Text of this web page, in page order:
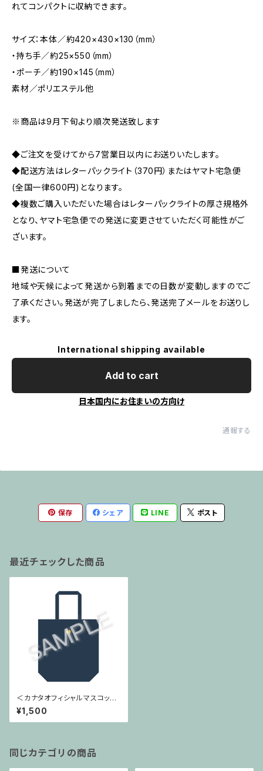
れてコンパクトに収納できます。
サイズ：本体／約420×430×130（mm）
・持ち手／約25×550（mm）
・ポーチ／約190×145（mm）
素材／ポリエステル他
※商品は9月下旬より順次発送致します
◆ご注文を受けてから7営業日以内にお送りいたします。
◆配送方法はレターパックライト（370円）またはヤマト宅急便
(全国一律600円)となります。
◆複数ご購入いただいた場合はレターパックライトの厚さ規格外
となり、ヤマト宅急便での発送に変更させていただく可能性がご
ざいます。
■発送について
地域や天候によって発送から到着までの日数が変動しますのでご
了承ください。発送が完了しましたら、発送完了メールをお送りし
ます。
International shipping available
Add to cart
日本国内にお住まいの方向け
通報する
保存 シェア LINE ポスト
最近チェックした商品
＜カナタオフィシャルマスコット
＞カナタン エコバッグ
¥1,500
同じカテゴリの商品